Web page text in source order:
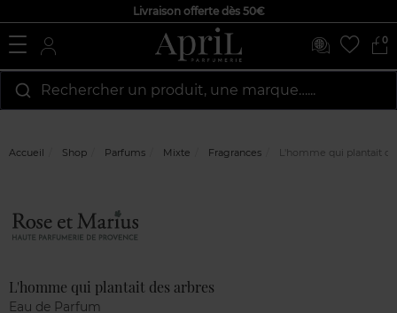
Livraison offerte dès 50€
0
Rechercher un produit, une marque…...
Accueil Shop Parfums Mixte Fragrances L'homme qui plantait
L'homme qui plantait des arbres
Eau de Parfum